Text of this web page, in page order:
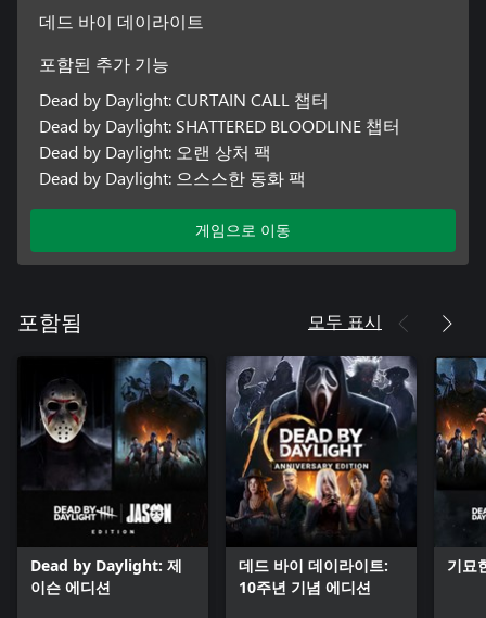
데드 바이 데이라이트
포함된 추가 기능
Dead by Daylight: CURTAIN CALL 챕터
Dead by Daylight: SHATTERED BLOODLINE 챕터
Dead by Daylight: 오랜 상처 팩
Dead by Daylight: 으스스한 동화 팩
게임으로 이동
포함됨 모두 표시
Dead by Daylight: 제
이슨 에디션
데드 바이 데이라이트:
10주년 기념 에디션
기묘